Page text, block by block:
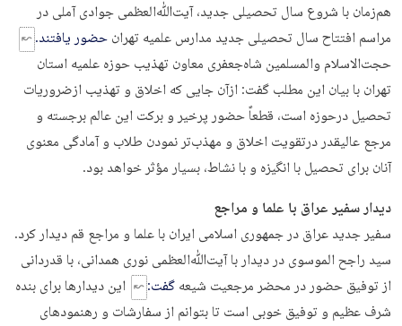
هم‌زمان با شروع سال تحصیلی جدید، آیت‌ﷲ‌العظمی جوادی آملی در
مراسم افتتاح سال تحصیلی جدید مدارس علمیه تهرانحضور یافتند.
حجت‌الاسلام والمسلمین شاه‌جعفری معاون تهذیب حوزه علمیه استان
تهران با بیان این مطلب گفت: ازآن جایی که اخلاق و تهذیب ازضروریات
تحصیل درحوزه است، قطعاً حضور پرخیر و برکت این عالم برجسته و
مرجع عالیقدر درتقویت اخلاق و مهذب‌تر نمودن طلاب و آمادگی معنوی
آنان برای تحصیل با انگیزه و با نشاط، بسیار مؤثر خواهد بود.
دیدار سفیر عراق با علما و مراجع
سفیر جدید عراق در جمهوری اسلامی ایران با علما و مراجع قم دیدار کرد.
سید راجح الموسوی در دیدار با آیت‌ﷲ‌العظمی نوری همدانی، با قدردانی
از توفیق حضور در محضر مرجعیت شیعهگفت:
این دیدارها برای بنده
شرف عظیم و توفیق خوبی است تا بتوانم از سفارشات و رهنمودهای